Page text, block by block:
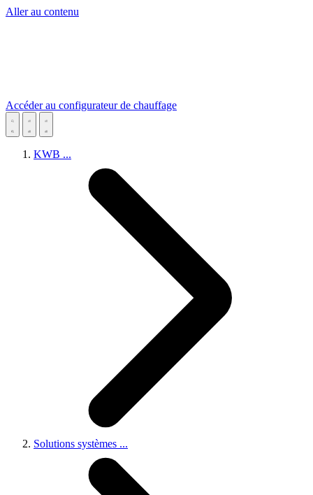
Aller au contenu
Accéder au configurateur de chauffage
KWB ...
Solutions systèmes ...